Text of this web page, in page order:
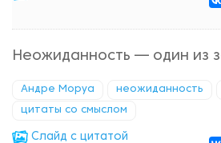
Неожиданность — один из
Андре Моруа неожиданность
цитаты со смыслом
Cлайд с цитатой